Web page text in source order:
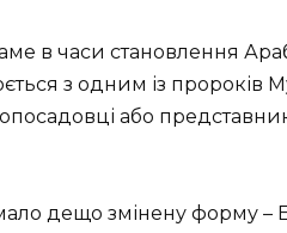
в часи становлення
з одним із пророків
або
дещо змінену форму –